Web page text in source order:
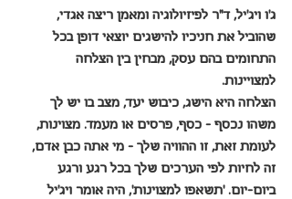
ג'ו ויג'יל, ד"ר לפיזיולוגיה ומאמן ריצה אגדי,
שהוביל את חניכיו להישגים יוצאי דופן בכל
התחומים בהם עסק, מבחין בין הצלחה
למצויינות.
הצלחה היא הישג, כיבוש יעד, מצב בו יש לך
משהו נכסף - כסף, פרסים או מעמד. מצוינות,
לעומת זאת, זו ההוויה שלך - מי אתה כבן אדם,
זה לחיות לפי הערכים שלך בכל רגע ורגע
ביום-יום. 'תשאפו למצוינות', היה אומר ויג'יל